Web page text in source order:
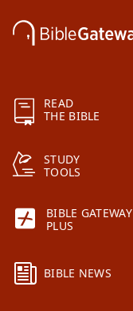
READ
THE BIBLE
STUDY
TOOLS
BIBLE GATEWAY
PLUS
BIBLE NEWS